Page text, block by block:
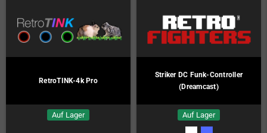
RetroTINK-4k Pro
Auf Lager
Striker DC Funk-Controller
(Dreamcast)
Auf Lager